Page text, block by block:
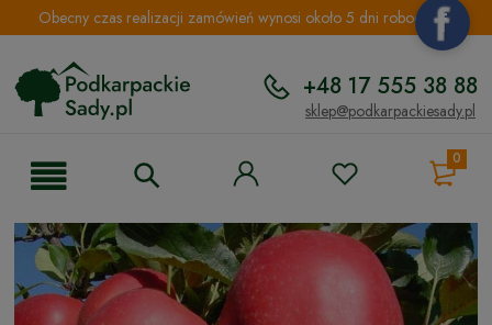
Obecny czas realizacji zamówień wynosi około 5 dni roboczych.
+48 17 555 38 88
sklep@podkarpackiesady.pl
0